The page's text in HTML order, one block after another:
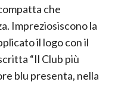
che
Impreziosiscono la
il logo con il
“Il Club più
blu presenta, nella